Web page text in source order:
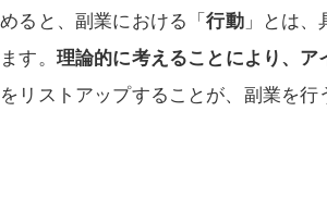
ると、副業における「行動」とは、
す。 理論的に考えることにより、ア
リストアップすることが、副業を行